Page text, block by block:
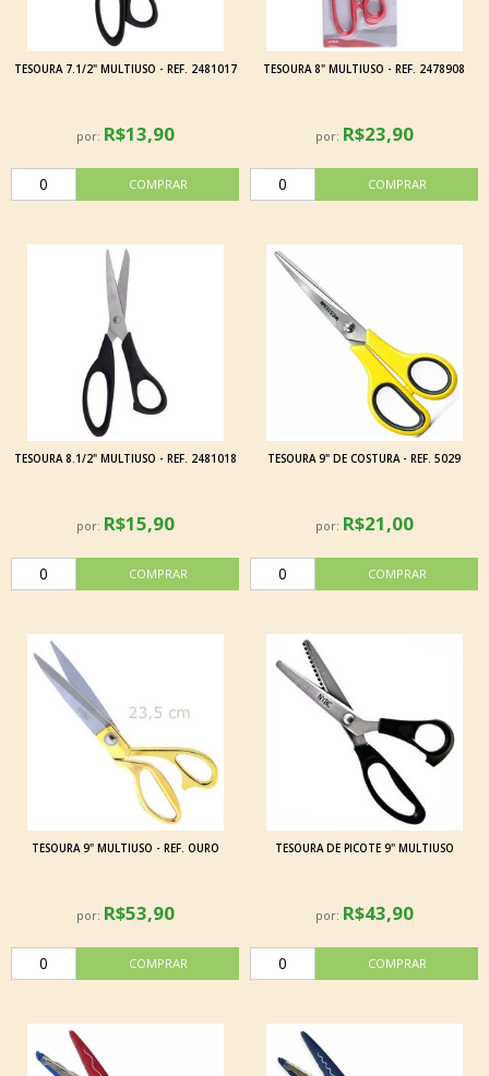
TESOURA 7.1/2" MULTIUSO - REF. 2481017
por: R$13,90
TESOURA 8" MULTIUSO - REF. 2478908
por: R$23,90
TESOURA 8.1/2" MULTIUSO - REF. 2481018
por: R$15,90
TESOURA 9" DE COSTURA - REF. 5029
por: R$21,00
TESOURA 9" MULTIUSO - REF. OURO
por: R$53,90
TESOURA DE PICOTE 9'' MULTIUSO
por: R$43,90